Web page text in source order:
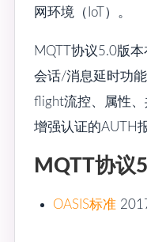
网环境（IoT）。
MQTT协议5.0版
会话/消息延时功
flight流控、属性
增强认证的AUTH
MQTT协议
OASIS标准